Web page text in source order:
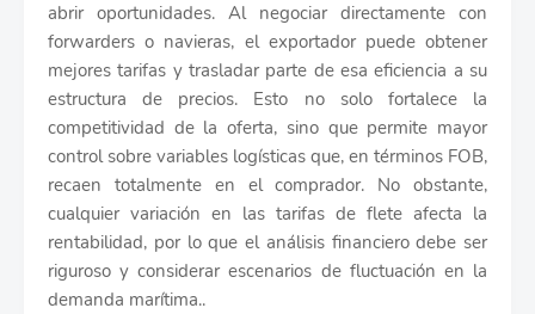
abrir oportunidades. Al negociar directamente con
forwarders o navieras, el exportador puede obtener
mejores tarifas y trasladar parte de esa eficiencia a su
estructura de precios. Esto no solo fortalece la
competitividad de la oferta, sino que permite mayor
control sobre variables logísticas que, en términos FOB,
recaen totalmente en el comprador. No obstante,
cualquier variación en las tarifas de flete afecta la
rentabilidad, por lo que el análisis financiero debe ser
riguroso y considerar escenarios de fluctuación en la
demanda marítima..